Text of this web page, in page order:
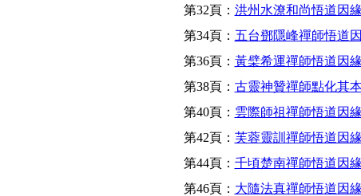
第32頁： 洪州水潦和尚悟道因緣
第34頁： 五台鄧隱峰禪師悟道
第36頁： 黃檗希運禪師悟道因緣
第38頁： 古靈神贊禪師點化其
第40頁： 雲際師祖禪師悟道因緣
第42頁： 芙蓉靈訓禪師悟道因緣
第44頁： 千頃楚南禪師悟道因緣
第46頁： 大隨法真禪師悟道因緣